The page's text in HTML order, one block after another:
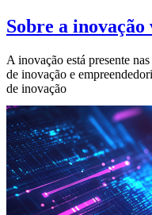
Sobre a inovação
A inovação está presente
de inovação e
de inovação